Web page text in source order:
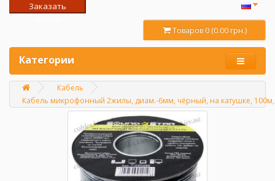
Заказать
Товаров 0 (0.00 грн.)
Категории
Главная
Кабель
Кабель микрофонный 2жилы, диам.-6мм, чёрный, на катушке, 100м,